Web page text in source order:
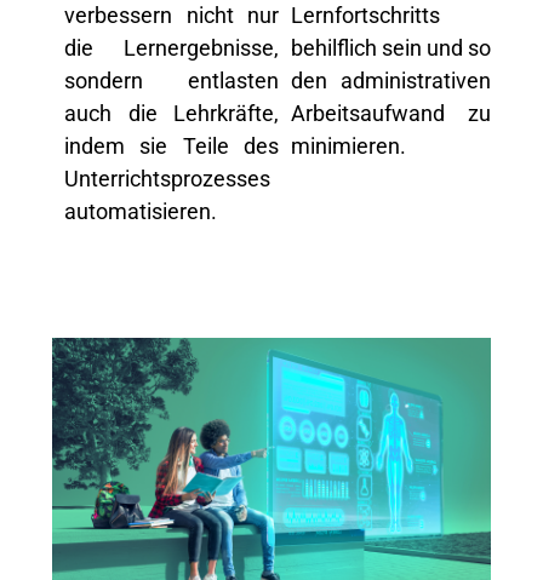
verbessern nicht nur
die Lernergebnisse,
sondern entlasten
auch die Lehrkräfte,
indem sie Teile des
Unterrichtsprozesses
automatisieren.
Lernfortschritts
behilflich sein und so
den administrativen
Arbeitsaufwand zu
minimieren.